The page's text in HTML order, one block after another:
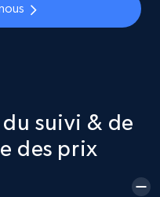
suivi & de
des prix